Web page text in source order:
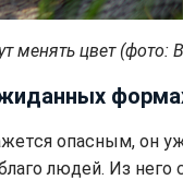
менять цвет (фото:
опасным, он
людей. Из него